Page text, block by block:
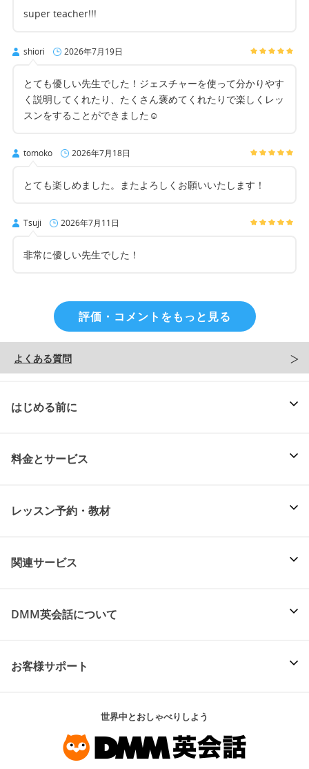
super teacher!!!
shiori 2026年7月19日
とても優しい先生でした！ジェスチャーを使って分かりやす
く説明してくれたり、たくさん褒めてくれたりで楽しくレッ
スンをすることができました☺️
tomoko 2026年7月18日
とても楽しめました。またよろしくお願いいたします！
Tsuji 2026年7月11日
非常に優しい先生でした！
評価・コメントをもっと見る
よくある質問
はじめる前に
料金とサービス
レッスン予約・教材
関連サービス
DMM英会話について
お客様サポート
世界中とおしゃべりしよう